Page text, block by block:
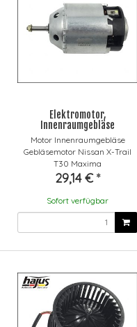
Elektromotor,
Innenraumgebläse
Motor Innenraumgebläse
Gebläsemotor Nissan X-Trail
T30 Maxima
29,14 € *
Sofort verfügbar